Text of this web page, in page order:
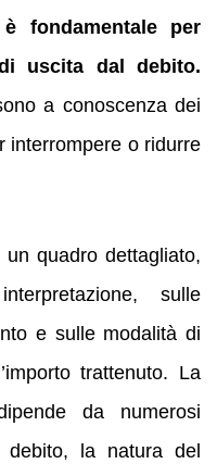
fondamentale per
uscita dal debito.
a conoscenza dei
interrompere o ridurre
quadro dettagliato,
sulle
e sulle modalità di
trattenuto. La
da numerosi
la natura del